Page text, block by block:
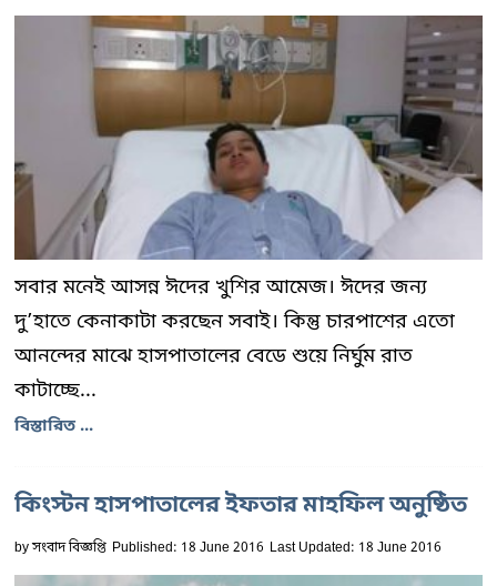
সবার মনেই আসন্ন ঈদের খুশির আমেজ। ঈদের জন্য
দু’হাতে কেনাকাটা করছেন সবাই। কিন্তু চারপাশের এতো
আনন্দের মাঝে হাসপাতালের বেডে শুয়ে নির্ঘুম রাত
কাটাচ্ছে...
বিস্তারিত ...
কিংস্টন হাসপাতালের ইফতার মাহফিল অনুষ্ঠিত
byসংবাদ বিজ্ঞপ্তি Published: 18 June 2016 Last Updated: 18 June 2016